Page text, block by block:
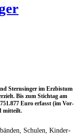
Stern­sin­ger im Erz­bis­tum
Bis zum Stich­tag am
Euro erfasst (im Vor­
mitteilt.
Schu­len, Kin­der­